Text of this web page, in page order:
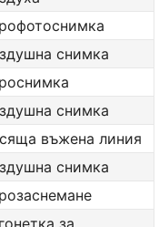
снимка
снимка
въжена линия
снимка
за